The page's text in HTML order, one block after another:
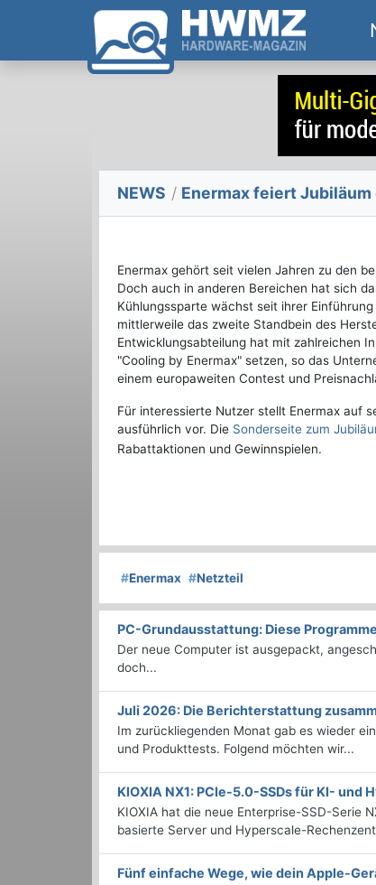
NEWS / Enermax feiert
Enermax gehört seit vielen Jahren zu den
Doch auch in anderen Bereichen hat sich
Kühlungssparte wächst seit ihrer
mittlerweile das zweite Standbein des
Entwicklungsabteilung hat mit zahlreichen
"Cooling by Enermax" setzen, so das
einem europaweiten Contest und
Für interessierte Nutzer stellt Enermax auf
ausführlich vor. Die Sonderseite zum
Rabattaktionen und Gewinnspielen.
#Enermax #Netzteil
PC-Grundausstattung: Diese
Der neue Computer ist ausgepackt,
doch...
Juli 2026: Die Bericht­erstattung
Im zurückliegenden Monat gab es wieder
und Produkttests. Folgend möchten wir...
KIOXIA NX1: PCIe-5.0-SSDs für KI- und
KIOXIA hat die neue Enterprise-SSD-Serie
basierte Server und Hyperscale-
Fünf einfache Wege, wie dein Apple-